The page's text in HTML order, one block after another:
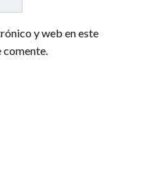
y web en este
comente.